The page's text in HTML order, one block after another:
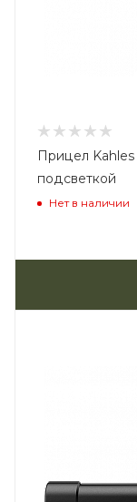
Прицел Kahles
подсветкой
Нет в наличии